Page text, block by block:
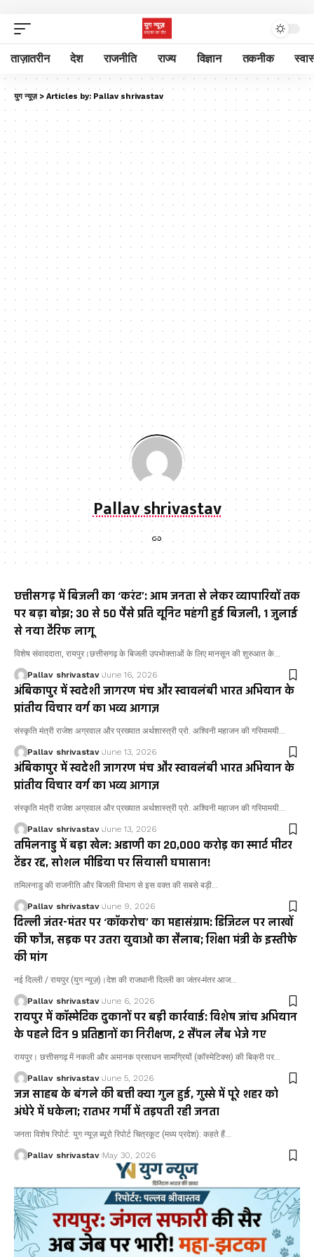
ताज़ातरीन देश राजनीति राज्य विज्ञान तकनीक
युग न्यूज़> Articles by: Pallav shrivastav
Pallav shrivastav
छत्तीसगढ़ में बिजली का ‘करंट’: आम जनता से लेकर व्यापारियों तक
पर बढ़ा बोझ; 30 से 50 पैसे प्रति यूनिट महंगी हुई बिजली, 1 जुलाई
से नया टैरिफ लागू
विशेष संवाददाता, रायपुर।छत्तीसगढ़ के बिजली उपभोक्ताओं के लिए मानसून की शुरुआत के…
Pallav shrivastav June 16, 2026
अंबिकापुर में स्वदेशी जागरण मंच और स्वावलंबी भारत अभियान के
प्रांतीय विचार वर्ग का भव्य आगाज़
संस्कृति मंत्री राजेश अग्रवाल और प्रख्यात अर्थशास्त्री प्रो. अश्विनी महाजन की गरिमामयी…
Pallav shrivastav June 13, 2026
अंबिकापुर में स्वदेशी जागरण मंच और स्वावलंबी भारत अभियान के
प्रांतीय विचार वर्ग का भव्य आगाज़
संस्कृति मंत्री राजेश अग्रवाल और प्रख्यात अर्थशास्त्री प्रो. अश्विनी महाजन की गरिमामयी…
Pallav shrivastav June 13, 2026
तमिलनाडु में बड़ा खेल: अडाणी का ₹20,000 करोड़ का स्मार्ट मीटर
टेंडर रद्द, सोशल मीडिया पर सियासी घमासान!
तमिलनाडु की राजनीति और बिजली विभाग से इस वक्त की सबसे बड़ी…
Pallav shrivastav June 9, 2026
दिल्ली जंतर-मंतर पर ‘कॉकरोच’ का महासंग्राम: डिजिटल पर लाखों
की फौज, सड़क पर उतरा युवाओं का सैलाब; शिक्षा मंत्री के इस्तीफे
की मांग
नई दिल्ली / रायपुर (युग न्यूज़)।देश की राजधानी दिल्ली का जंतर-मंतर आज…
Pallav shrivastav June 6, 2026
रायपुर में कॉस्मेटिक दुकानों पर बड़ी कार्रवाई: विशेष जांच अभियान
के पहले दिन 9 प्रतिष्ठानों का निरीक्षण, 2 सैंपल लैब भेजे गए
रायपुर। छत्तीसगढ़ में नकली और अमानक प्रसाधन सामग्रियों (कॉस्मेटिक्स) की बिक्री पर…
Pallav shrivastav June 5, 2026
जज साहब के बंगले की बत्ती क्या गुल हुई, गुस्से में पूरे शहर को
अंधेरे में धकेला; रातभर गर्मी में तड़पती रही जनता
जनता विशेष रिपोर्ट: युग न्यूज़ ब्यूरो रिपोर्ट चित्रकूट (मध्य प्रदेश): कहते हैं…
Pallav shrivastav May 30, 2026